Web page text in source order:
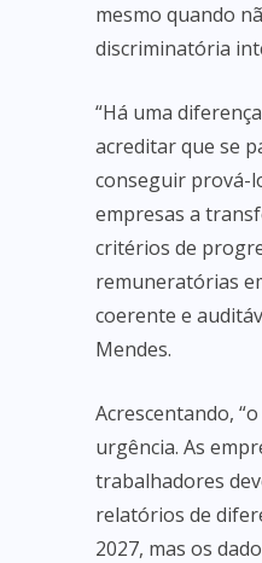
mesmo quando
discriminatória
“Há uma
acreditar que se
conseguir prová-
empresas a
critérios de
remuneratórias
coerente e
Mendes.
Acrescentando,
urgência. As
trabalhadores
relatórios de
2027, mas os